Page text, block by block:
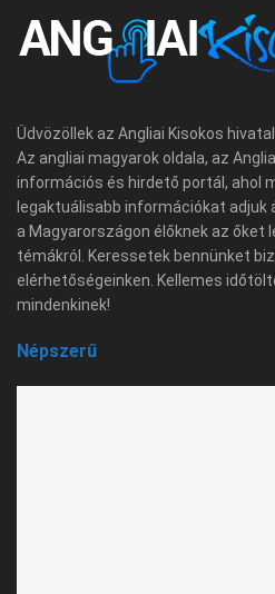
Üdvözöllek az Angliai Kisokos
Az angliai magyarok oldala, az
információs és hirdető portál, ahol
legaktuálisabb információkat adjuk
a Magyarországon élőknek az őket
témákról. Keressetek bennünket
elérhetőségeinken. Kellemes
mindenkinek!
Népszerű